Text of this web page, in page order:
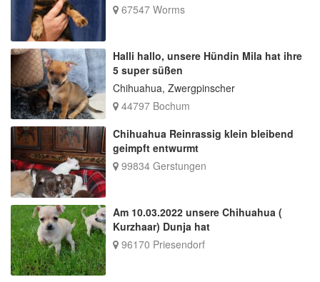
67547 Worms
Halli hallo, unsere Hündin Mila hat ihre
5 super süßen
Chihuahua, Zwergpinscher
44797 Bochum
Chihuahua Reinrassig klein bleibend
geimpft entwurmt
99834 Gerstungen
Am 10.03.2022 unsere Chihuahua (
Kurzhaar) Dunja hat
96170 Priesendorf